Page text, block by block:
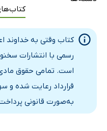
کتاب وقتی به خداوند
رسمی با انتشارات
است. تمامی حقوق
قرارداد رعایت شده و
به‌صورت قانونی